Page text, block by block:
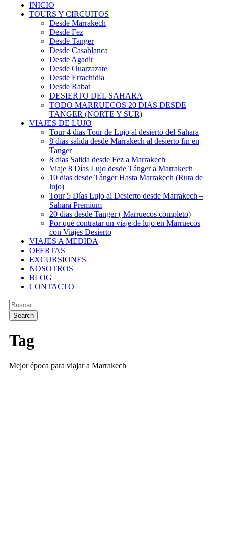
INICIO
TOURS Y CIRCUITOS
Desde Marrakech
Desde Fez
Desde Tanger
Desde Casablanca
Desde Agadir
Desde Ouarzazate
Desde Errachidia
Desde Rabat
DESIERTO DEL SAHARA
TODO MARRUECOS 20 DIAS DESDE
TANGER (NORTE Y SUR)
VIAJES DE LUJO
Tour 4 días Tour de Lujo al desierto del Sahara
8 dias salida desde Marrakech al desierto fin en
Tanger
8 dias Salida desde Fez a Marrakech
Viaje 8 Días Lujo desde Tánger a Marrakech
10 dias desde Tánger Hasta Marrakech (Ruta de
lujo)
Tour 5 Días Lujo al Desierto desde Marrakech –
Sahara Premium
20 dias desde Tanger ( Marruecos completo)
Por qué contratar un viaje de lujo en Marruecos
con Viajes Desierto
VIAJES A MEDIDA
OFERTAS
EXCURSIONES
NOSOTROS
BLOG
CONTACTO
Tag
Mejor época para viajar a Marrakech